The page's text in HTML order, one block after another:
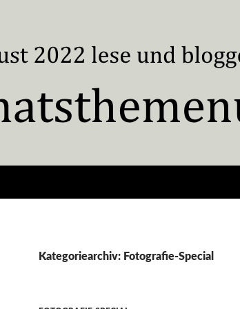
Kategoriearchiv: Fotografie-Special